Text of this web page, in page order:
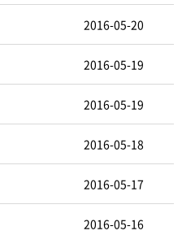
2016-05-20
2016-05-19
2016-05-19
2016-05-18
2016-05-17
2016-05-16